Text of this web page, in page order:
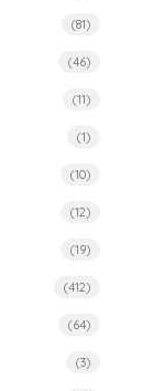
(81)
(46)
(11)
(1)
(10)
(12)
(19)
(412)
(64)
(3)